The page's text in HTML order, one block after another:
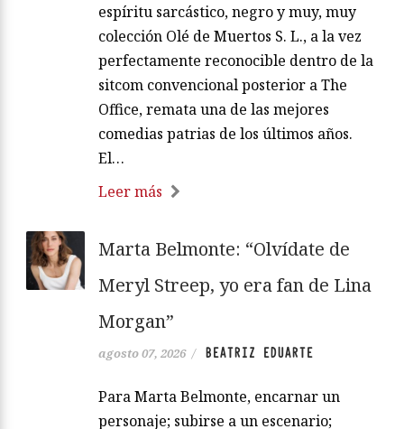
espíritu sarcástico, negro y muy, muy
colección Olé de Muertos S. L., a la vez
perfectamente reconocible dentro de la
sitcom convencional posterior a The
Office, remata una de las mejores
comedias patrias de los últimos años.
El…
Leer más
Marta Belmonte: “Olvídate de
Meryl Streep, yo era fan de Lina
Morgan”
agosto 07, 2026 / BEATRIZ EDUARTE
Para Marta Belmonte, encarnar un
personaje; subirse a un escenario;